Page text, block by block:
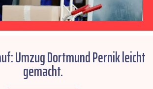
Umzug Dortmund Pernik leicht
gemacht.